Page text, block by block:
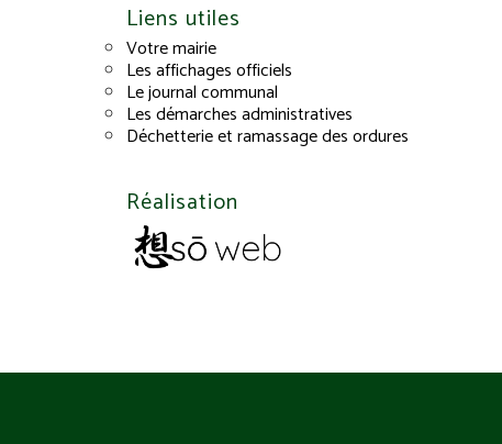
Liens utiles
Votre mairie
Les affichages officiels
Le journal communal
Les démarches administratives
Déchetterie et ramassage des ordures
Réalisation